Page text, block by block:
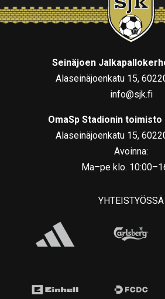
Seinäjoen
Alaseinäjoenkatu 15,
info@sjk.fi
OmaSp Stadionin toimisto
Alaseinäjoenkatu 15,
Avoinna:
Ma–pe klo.
YHTEISTYÖSSÄ